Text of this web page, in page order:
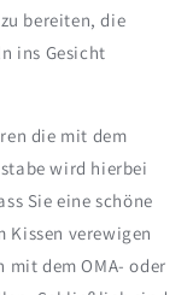
bereiten, die
ins Gesicht
die mit dem
wird hierbei
Sie eine schöne
Kissen verewigen
mit dem OMA- oder